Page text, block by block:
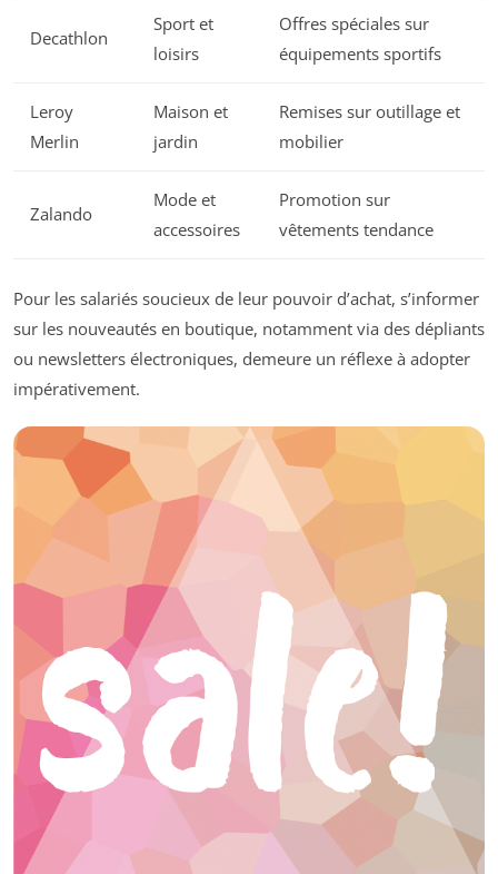
Decathlon
Sport et
loisirs
Offres spéciales sur
équipements sportifs
Leroy
Merlin
Maison et
jardin
Remises sur outillage et
mobilier
Zalando
Mode et
accessoires
Promotion sur
vêtements tendance
Pour les salariés soucieux de leur pouvoir d’achat, s’informer
sur les nouveautés en boutique, notamment via des dépliants
ou newsletters électroniques, demeure un réflexe à adopter
impérativement.